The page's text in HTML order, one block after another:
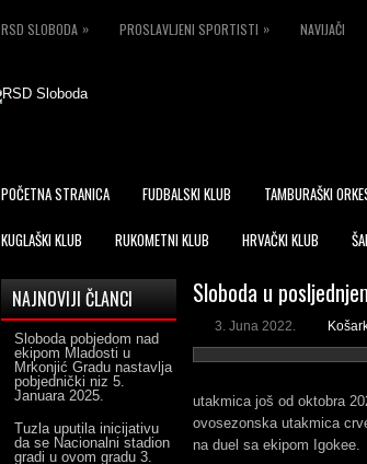
RSD SLOBODA » PROSLAVLJENI SPORTISTI » NAVIJAČI
POČETNA STRANICA FUDBALSKI KLUB TAMBURAŠKI
KUGLAŠKI KLUB RUKOMETNI KLUB HRVAČKI KLUB
Sloboda u
3. Juna 2022.
utakmica još od oktobra
ovosezonska utakmica
na duel sa ekipom Igokee.
NAJNOVIJI ČLANCI
Sloboda pobjedom nad
ekipom Mladosti u
Mrkonjić Gradu nastavlja
pobjednički niz 5.
Januara 2025.
Tuzla uputila inicijativu
da se Nacionalni stadion
gradi u ovom gradu 3.